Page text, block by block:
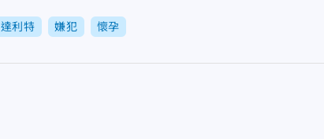
達利特 嫌犯 懷孕